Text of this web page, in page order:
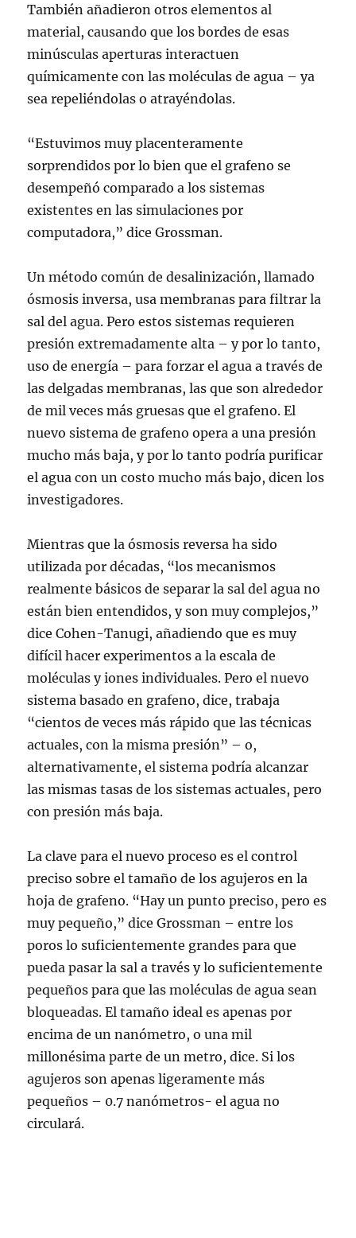
También añadieron otros elementos al
material, causando que los bordes de esas
minúsculas aperturas interactuen
químicamente con las moléculas de agua – ya
sea repeliéndolas o atrayéndolas.
“Estuvimos muy placenteramente
sorprendidos por lo bien que el grafeno se
desempeñó comparado a los sistemas
existentes en las simulaciones por
computadora,” dice Grossman.
Un método común de desalinización, llamado
ósmosis inversa, usa membranas para filtrar la
sal del agua. Pero estos sistemas requieren
presión extremadamente alta – y por lo tanto,
uso de energía – para forzar el agua a través de
las delgadas membranas, las que son alrededor
de mil veces más gruesas que el grafeno. El
nuevo sistema de grafeno opera a una presión
mucho más baja, y por lo tanto podría purificar
el agua con un costo mucho más bajo, dicen los
investigadores.
Mientras que la ósmosis reversa ha sido
utilizada por décadas, “los mecanismos
realmente básicos de separar la sal del agua no
están bien entendidos, y son muy complejos,”
dice Cohen-Tanugi, añadiendo que es muy
difícil hacer experimentos a la escala de
moléculas y iones individuales. Pero el nuevo
sistema basado en grafeno, dice, trabaja
“cientos de veces más rápido que las técnicas
actuales, con la misma presión” – o,
alternativamente, el sistema podría alcanzar
las mismas tasas de los sistemas actuales, pero
con presión más baja.
La clave para el nuevo proceso es el control
preciso sobre el tamaño de los agujeros en la
hoja de grafeno. “Hay un punto preciso, pero es
muy pequeño,” dice Grossman – entre los
poros lo suficientemente grandes para que
pueda pasar la sal a través y lo suficientemente
pequeños para que las moléculas de agua sean
bloqueadas. El tamaño ideal es apenas por
encima de un nanómetro, o una mil
millonésima parte de un metro, dice. Si los
agujeros son apenas ligeramente más
pequeños – 0.7 nanómetros- el agua no
circulará.